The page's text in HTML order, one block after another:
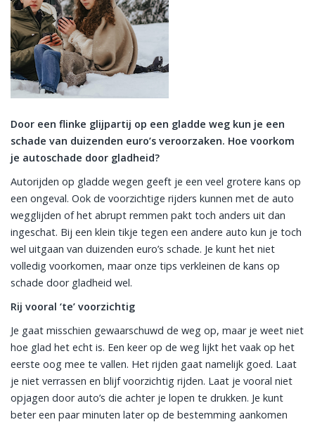
Door een flinke glijpartij op een gladde weg kun je een
schade van duizenden euro’s veroorzaken. Hoe voorkom
je autoschade door gladheid?
Autorijden op gladde wegen geeft je een veel grotere kans op
een ongeval. Ook de voorzichtige rijders kunnen met de auto
wegglijden of het abrupt remmen pakt toch anders uit dan
ingeschat. Bij een klein tikje tegen een andere auto kun je toch
wel uitgaan van duizenden euro’s schade. Je kunt het niet
volledig voorkomen, maar onze tips verkleinen de kans op
schade door gladheid wel.
Rij vooral ‘te’ voorzichtig
Je gaat misschien gewaarschuwd de weg op, maar je weet niet
hoe glad het echt is. Een keer op de weg lijkt het vaak op het
eerste oog mee te vallen. Het rijden gaat namelijk goed. Laat
je niet verrassen en blijf voorzichtig rijden. Laat je vooral niet
opjagen door auto’s die achter je lopen te drukken. Je kunt
beter een paar minuten later op de bestemming aankomen